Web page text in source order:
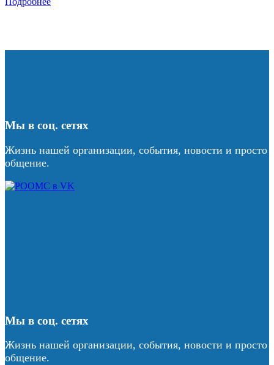
Мы в соц. сетях
Жизнь нашей организации, события, новости и просто
общение.
Мы в соц. сетях
Жизнь нашей организации, события, новости и просто
общение.